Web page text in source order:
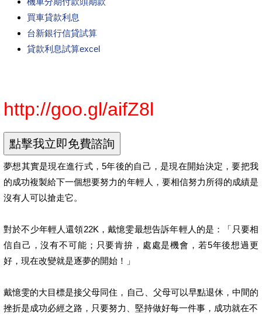
買車貸款利息
台新銀行信貸試算
貸款利息試算excel
http://goo.gl/aifZ8l
夢想其實是現在進行式，5年後的自己，是現在開始決定，要把我
的成功複製給下一個想要努力的年輕人，要相信努力所得的成績是
沒有人可以搶走它。
對於不少年輕人還領22K，戴憶雯最想告訴年輕人的是：「只要相
信自己，沒有不可能；只要肯拚，處處是機會，若5年後想過更
好，現在改變就是逐夢的開始！」
戴憶雯的大目標是接父母同住，自己、父母可以早點退休，中間的
挫折是成功必經之路，只要努力、堅持做好每一件事，成功就在不